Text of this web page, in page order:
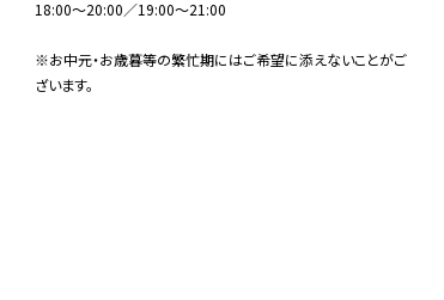
18:00～20:00／19:00～21:00
※お中元・お歳暮等の繁忙期にはご希望に添えないことがご
ざいます。